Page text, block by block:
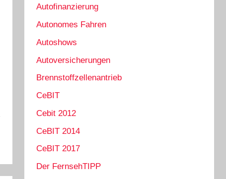
Autofinanzierung
Autonomes Fahren
Autoshows
Autoversicherungen
Brennstoffzellenantrieb
CeBIT
Cebit 2012
CeBIT 2014
CeBIT 2017
Der FernsehTIPP